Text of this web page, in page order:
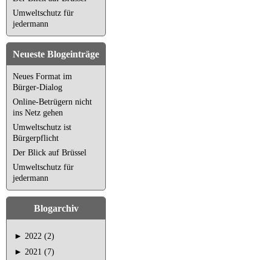
Umweltschutz für
jedermann
Neueste Blogeinträge
Neues Format im
Bürger-Dialog
Online-Betrügern nicht
ins Netz gehen
Umweltschutz ist
Bürgerpflicht
Der Blick auf Brüssel
Umweltschutz für
jedermann
Blogarchiv
► 2022 (2)
► 2021 (7)